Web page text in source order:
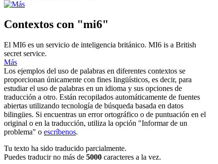
Contextos con "mi6"
El MI6 es un servicio de inteligencia británico. MI6 is a British
secret service.
Más
Los ejemplos del uso de palabras en diferentes contextos se
proporcionan únicamente con fines lingüísticos, es decir, para
estudiar el uso de palabras en un idioma y sus opciones de
traducción a otro. Están recopilados automáticamente de fuentes
abiertas utilizando tecnología de búsqueda basada en datos
bilingües. Si encuentras un error ortográfico o de puntuación en el
original o en la traducción, utiliza la opción "Informar de un
problema" o escríbenos.
Tu texto ha sido traducido parcialmente.
Puedes traducir no más de 5000 caracteres a la vez.